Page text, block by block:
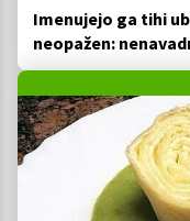
Imenujejo ga tihi
neopažen: